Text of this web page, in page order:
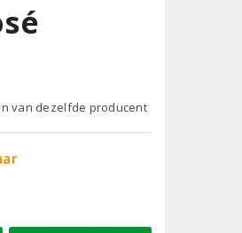
van dezelfde producent